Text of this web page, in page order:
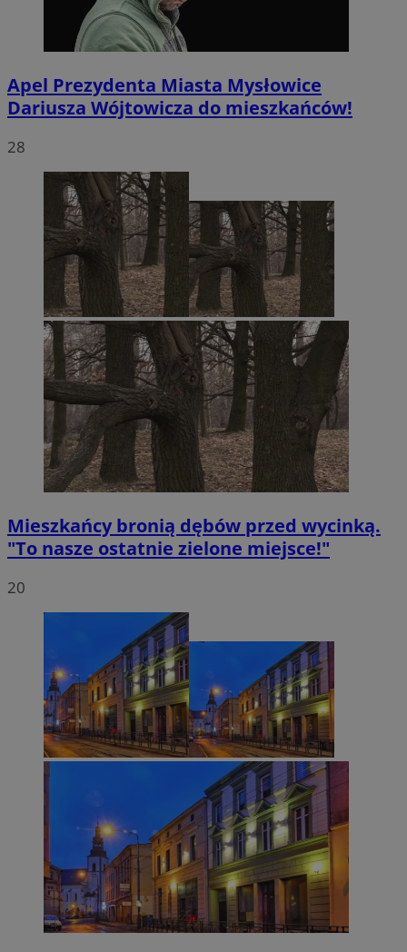
Apel Prezydenta Miasta Mysłowice
Dariusza Wójtowicza do mieszkańców!
28
Mieszkańcy bronią dębów przed wycinką.
"To nasze ostatnie zielone miejsce!"
20